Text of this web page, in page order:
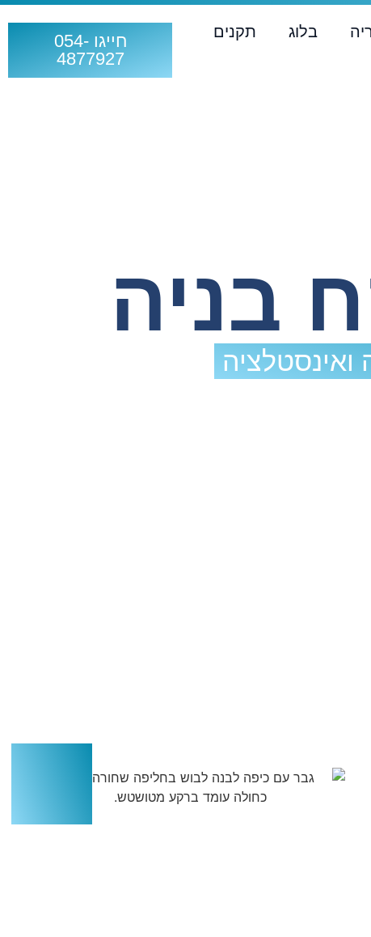
בלוג תקנים
חייגו 054-
4877927
בניה
ואינסטלציה